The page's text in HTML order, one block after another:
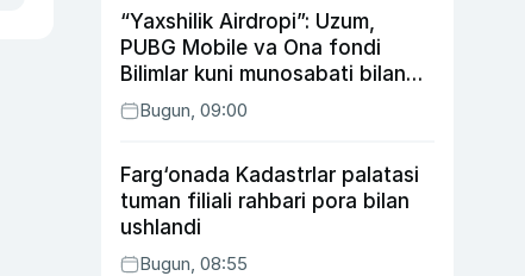
“Yaxshilik Airdropi”: Uzum,
PUBG Mobile va Ona fondi
Bilimlar kuni munosabati bilan
xayriya tadbirini yo‘lga
qo‘ymoqda
Bugun, 09:00
Farg‘onada Kadastrlar palatasi
tuman filiali rahbari pora bilan
ushlandi
Bugun, 08:55